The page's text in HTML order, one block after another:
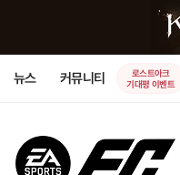
뉴스 커뮤니티
로스트아크
기대평 이벤트